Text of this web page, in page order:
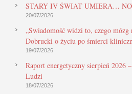
STARY IV ŚWIAT UMIERA…
20/07/2026
„Świadomość widzi to, czego mózg
Dobrucki o życiu po śmierci
19/07/2026
Raport energetyczny sierpień 2026
Ludzi
18/07/2026